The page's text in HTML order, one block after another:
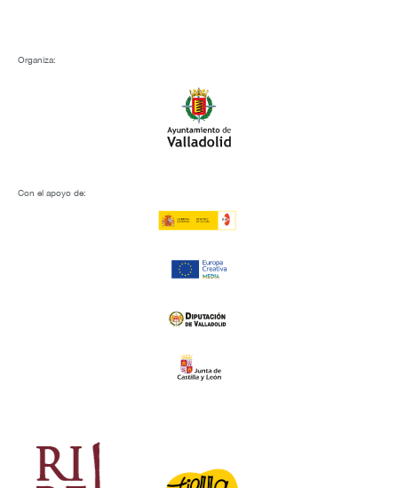
‘Visibles y Diversas’: el Espacio Seminci
celebra el 8M con cine LBTIAQ+
Espacio Seminci